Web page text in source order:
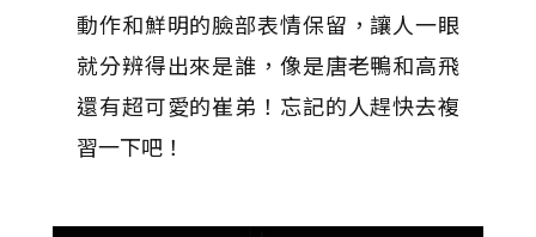
動作和鮮明的臉部表情保留，讓人一眼
就分辨得出來是誰，像是唐老鴨和高飛
還有超可愛的崔弟！忘記的人趕快去複
習一下吧！